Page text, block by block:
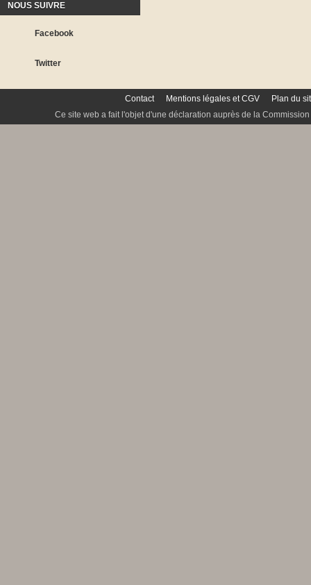
NOUS SUIVRE
Facebook
Twitter
Contact Mentions légales et CGV
Plan du
Ce site web a fait l'objet d'une déclaration auprès de la